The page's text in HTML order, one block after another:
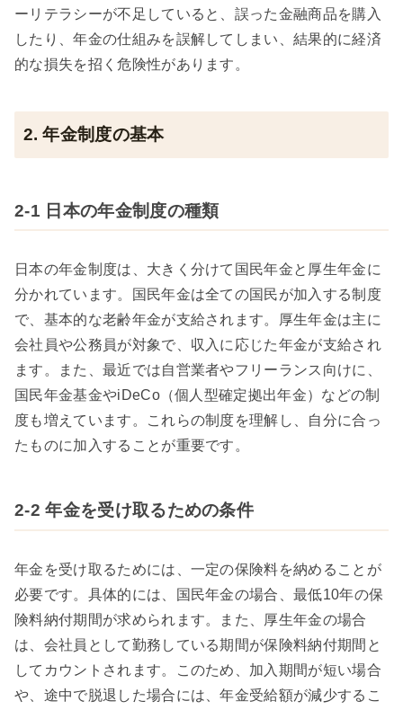
ーリテラシーが不足していると、誤った金融商品を購入
したり、年金の仕組みを誤解してしまい、結果的に経済
的な損失を招く危険性があります。
2. 年金制度の基本
2-1 日本の年金制度の種類
日本の年金制度は、大きく分けて国民年金と厚生年金に
分かれています。国民年金は全ての国民が加入する制度
で、基本的な老齢年金が支給されます。厚生年金は主に
会社員や公務員が対象で、収入に応じた年金が支給され
ます。また、最近では自営業者やフリーランス向けに、
国民年金基金やiDeCo（個人型確定拠出年金）などの制
度も増えています。これらの制度を理解し、自分に合っ
たものに加入することが重要です。
2-2 年金を受け取るための条件
年金を受け取るためには、一定の保険料を納めることが
必要です。具体的には、国民年金の場合、最低10年の保
険料納付期間が求められます。また、厚生年金の場合
は、会社員として勤務している期間が保険料納付期間と
してカウントされます。このため、加入期間が短い場合
や、途中で脱退した場合には、年金受給額が減少するこ